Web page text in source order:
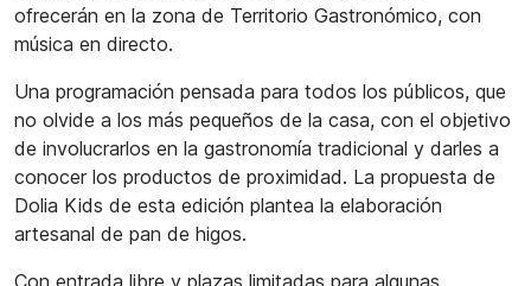
ofrecerán en la zona de Territorio Gastronómico, con
música en directo.
Una programación pensada para todos los públicos, que
no olvide a los más pequeños de la casa, con el objetivo
de involucrarlos en la gastronomía tradicional y darles a
conocer los productos de proximidad. La propuesta de
Dolia Kids de esta edición plantea la elaboración
artesanal de pan de higos.
Con entrada libre y plazas limitadas para algunas